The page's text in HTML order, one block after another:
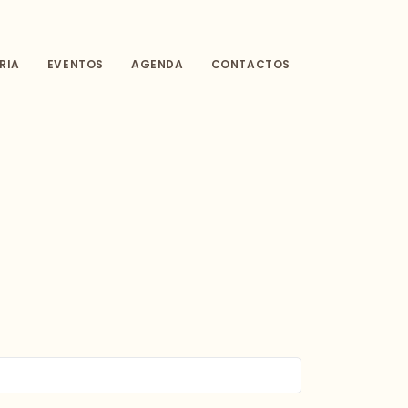
EVENTOS AGENDA CONTACTOS